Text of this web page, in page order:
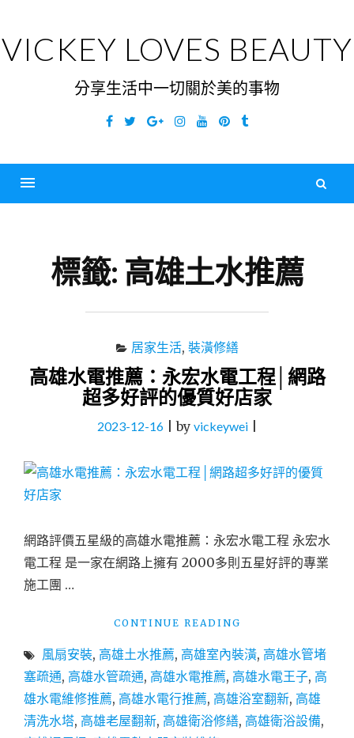
content
VICKEY LOVES BEAUTY
分享生活中一切關於美的事物
Facebook
TwitterGoogleInstagramYouTubePinterest
Tumblr
標籤: 高雄土水推薦
居家生活, 裝潢修繕
高雄水電推薦：永宏水電工程│網路
超多好評的優質好店家
2023-12-16|by vickeywei|
網路評價五星級的高雄水電推薦：永宏水電工程 永宏水
電工程 是一家在網路上擁有 2000多則五星好評的專業
施工團 …
CONTINUE READING
水
電
薦：
永
風扇安裝, 高雄土水推薦, 高雄室內裝潢, 高雄水管堵
塞疏通, 高雄水管疏通, 高雄水電推薦, 高雄水電王子, 高
雄水電維修推薦, 高雄水電行推薦, 高雄浴室翻新, 高雄
清洗水塔, 高雄老屋翻新, 高雄衛浴修繕, 高雄衛浴設備,